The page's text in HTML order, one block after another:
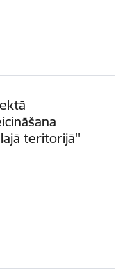
teritorijā''